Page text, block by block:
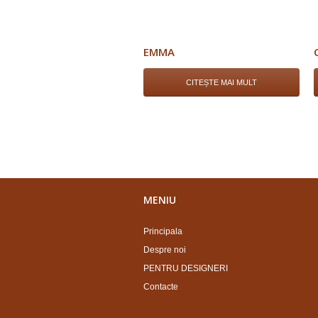
EMMA
CITEȘTE MAI MULT
MENIU
Principala
Despre noi
PENTRU DESIGNERI
Contacte